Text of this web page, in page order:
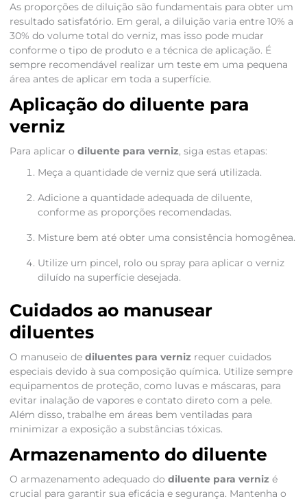
As proporções de diluição são fundamentais para obter um
resultado satisfatório. Em geral, a diluição varia entre 10% a
30% do volume total do verniz, mas isso pode mudar
conforme o tipo de produto e a técnica de aplicação. É
sempre recomendável realizar um teste em uma pequena
área antes de aplicar em toda a superfície.
Aplicação do diluente para
verniz
Para aplicar o diluente para verniz, siga estas etapas:
Meça a quantidade de verniz que será utilizada.
Adicione a quantidade adequada de diluente,
conforme as proporções recomendadas.
Misture bem até obter uma consistência homogênea.
Utilize um pincel, rolo ou spray para aplicar o verniz
diluído na superfície desejada.
Cuidados ao manusear
diluentes
O manuseio de diluentes para verniz requer cuidados
especiais devido à sua composição química. Utilize sempre
equipamentos de proteção, como luvas e máscaras, para
evitar inalação de vapores e contato direto com a pele.
Além disso, trabalhe em áreas bem ventiladas para
minimizar a exposição a substâncias tóxicas.
Armazenamento do diluente
O armazenamento adequado do diluente para verniz é
crucial para garantir sua eficácia e segurança. Mantenha o